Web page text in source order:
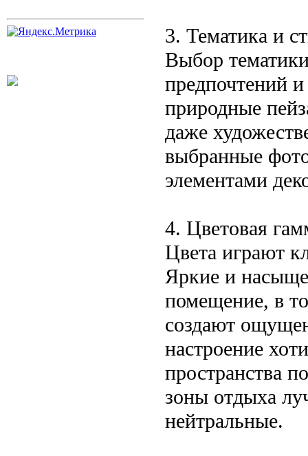
3. Тематика и
Выбор
предпочтений
природные
даже
выбранные
элементами
4. Цветовая
Цвета играют
Яркие и
помещение, в
создают
настроение
пространства
зоны отдыха
нейтральные.